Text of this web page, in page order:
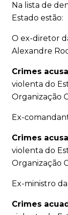
Na lista de
Estado estão:
O ex-diretor
Alexandre
Crimes
violenta do
Organização
Ex-
Crimes
violenta do
Organização
Ex-ministro
Crimes